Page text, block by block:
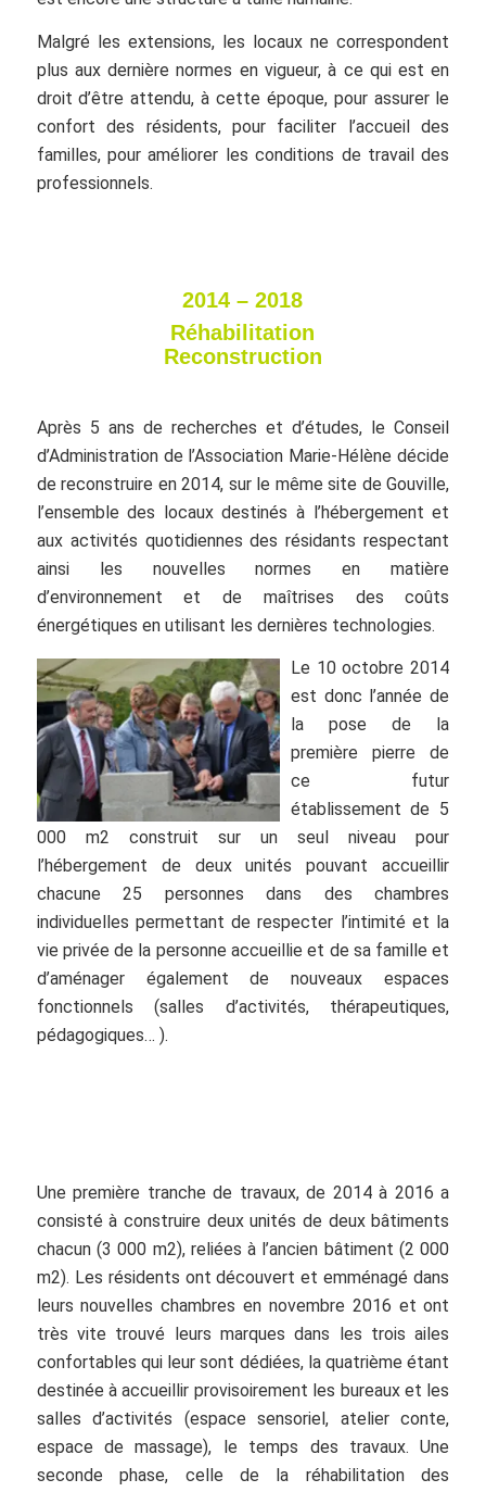
Malgré les extensions, les locaux ne correspondent
plus aux dernière normes en vigueur, à ce qui est en
droit d’être attendu, à cette époque, pour assurer le
confort des résidents, pour faciliter l’accueil des
familles, pour améliorer les conditions de travail des
professionnels.
2014 – 2018
Réhabilitation
Reconstruction
Après 5 ans de recherches et d’études, le Conseil
d’Administration de l’Association Marie-Hélène décide
de reconstruire en 2014, sur le même site de Gouville,
l’ensemble des locaux destinés à l’hébergement et
aux activités quotidiennes des résidants respectant
ainsi les nouvelles normes en matière
d’environnement et de maîtrises des coûts
énergétiques en utilisant les dernières technologies.
Le 10 octobre 2014
est donc l’année de
la pose de la
première pierre de
ce futur
établissement de 5
000 m2 construit sur un seul niveau pour
l’hébergement de deux unités pouvant accueillir
chacune 25 personnes dans des chambres
individuelles permettant de respecter l’intimité et la
vie privée de la personne accueillie et de sa famille et
d’aménager également de nouveaux espaces
fonctionnels (salles d’activités, thérapeutiques,
pédagogiques… ).
Une première tranche de travaux, de 2014 à 2016 a
consisté à construire deux unités de deux bâtiments
chacun (3 000 m2), reliées à l’ancien bâtiment (2 000
m2). Les résidents ont découvert et emménagé dans
leurs nouvelles chambres en novembre 2016 et ont
très vite trouvé leurs marques dans les trois ailes
confortables qui leur sont dédiées, la quatrième étant
destinée à accueillir provisoirement les bureaux et les
salles d’activités (espace sensoriel, atelier conte,
espace de massage), le temps des travaux. Une
seconde phase, celle de la réhabilitation des